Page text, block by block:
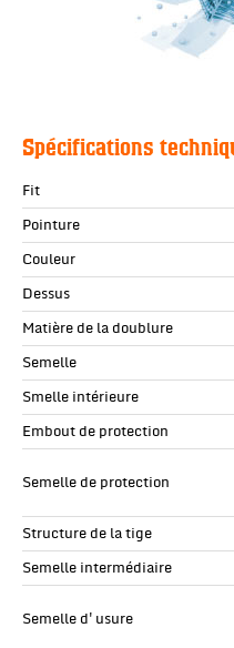
Spécifications
Fit
Pointure
Couleur
Dessus
Matière de la doublure
Semelle
Smelle intérieure
Embout de protection
Semelle de protection
Structure de la tige
Semelle intermédiaire
Semelle d'usure